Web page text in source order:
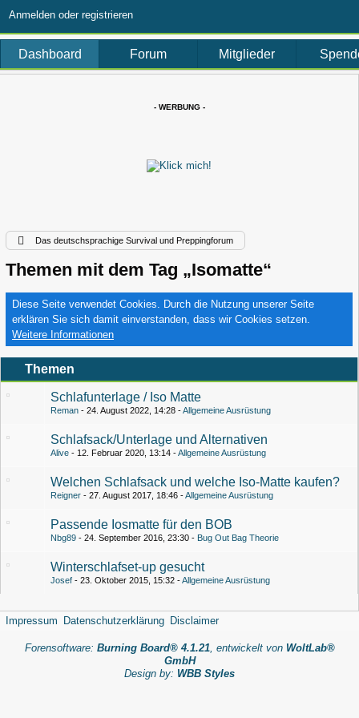
Anmelden oder registrieren
Dashboard Forum Mitglieder
- WERBUNG -
Das deutschsprachige Survival und Preppingforum
Themen mit dem Tag „Isomatte“
Diese Seite verwendet Cookies. Durch die Nutzung unserer Seite
erklären Sie sich damit einverstanden, dass wir Cookies setzen.
Weitere Informationen
Themen
Schlafunterlage / Iso Matte
Reman 24. August 2022, 14:28 Allgemeine Ausrüstung
Schlafsack/Unterlage und Alternativen
Alive 12. Februar 2020, 13:14 Allgemeine Ausrüstung
Welchen Schlafsack und welche Iso-Matte kaufen?
Reigner 27. August 2017, 18:46 Allgemeine Ausrüstung
Passende Iosmatte für den BOB
Nbg89 24. September 2016, 23:30 Bug Out Bag Theorie
Winterschlafset-up gesucht
Josef 23. Oktober 2015, 15:32 Allgemeine Ausrüstung
Impressum Datenschutzerklärung Disclaimer
Forensoftware: Burning Board® 4.1.21, entwickelt von WoltLab®
GmbH
Design by: WBB Styles